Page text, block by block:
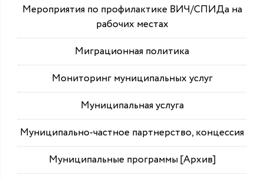
Мероприятия по профилактике ВИЧ/СПИДа на
рабочих местах
Миграционная политика
Мониторинг муниципальных услуг
Муниципальная услуга
Муниципально-частное партнерство, концессия
Муниципальные программы [Архив]